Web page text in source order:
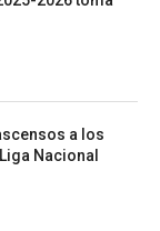
a los
Nacional